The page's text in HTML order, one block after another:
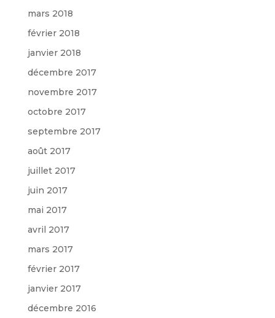
mars 2018
février 2018
janvier 2018
décembre 2017
novembre 2017
octobre 2017
septembre 2017
août 2017
juillet 2017
juin 2017
mai 2017
avril 2017
mars 2017
février 2017
janvier 2017
décembre 2016